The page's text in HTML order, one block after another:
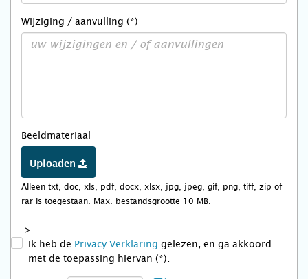
Wijziging / aanvulling (*)
Beeldmateriaal
Uploaden
Alleen txt, doc, xls, pdf, docx, xlsx, jpg, jpeg, gif, png, tiff, zip of
rar is toegestaan. Max. bestandsgrootte 10 MB.
>
Ik heb de Privacy Verklaring gelezen, en ga akkoord
met de toepassing hiervan (*).